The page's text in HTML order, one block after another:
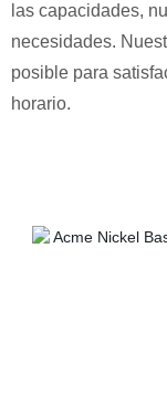
las capacidades,
necesidades.
posible para
horario.